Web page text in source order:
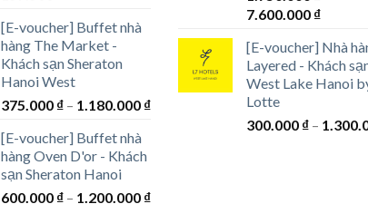
[E-voucher] Buffet nhà
hàng The Market -
Khách sạn Sheraton
Hanoi West
375.000 ₫ – 1.180.000 ₫Khoảng
1.180.000 ₫
[E-voucher] Buffet nhà
hàng Oven D'or - Khách
sạn Sheraton Hanoi
600.000 ₫ – 1.200.000 ₫Khoảng
7.600.000 ₫Khoảng
từ
đến
[E-voucher] Nhà
Layered - Khách
West Lake Hanoi
Lotte
300.000 ₫ –